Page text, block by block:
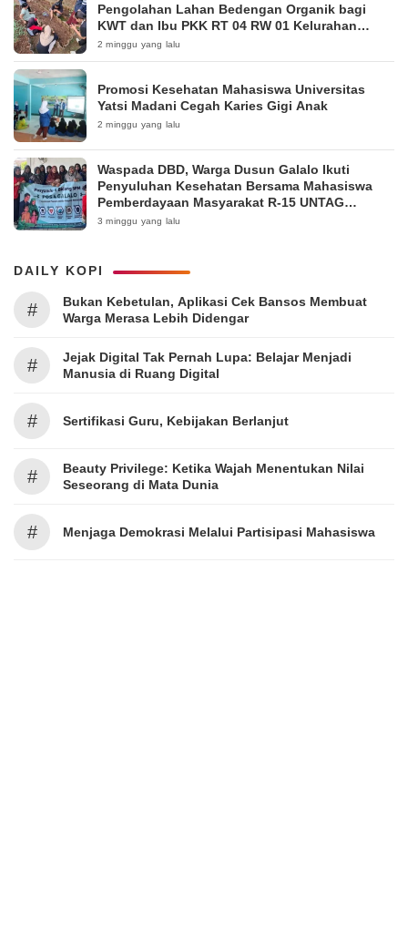
Pengolahan Lahan Bedengan Organik bagi
KWT dan Ibu PKK RT 04 RW 01 Kelurahan
Pakintelan
2 minggu yang lalu
Promosi Kesehatan Mahasiswa Universitas
Yatsi Madani Cegah Karies Gigi Anak
2 minggu yang lalu
Waspada DBD, Warga Dusun Galalo Ikuti
Penyuluhan Kesehatan Bersama Mahasiswa
Pemberdayaan Masyarakat R-15 UNTAG
Surabaya 2026
3 minggu yang lalu
DAILY KOPI
#
Bukan Kebetulan, Aplikasi Cek Bansos Membuat
Warga Merasa Lebih Didengar
#
Jejak Digital Tak Pernah Lupa: Belajar Menjadi
Manusia di Ruang Digital
# Sertifikasi Guru, Kebijakan Berlanjut
#
Beauty Privilege: Ketika Wajah Menentukan Nilai
Seseorang di Mata Dunia
# Menjaga Demokrasi Melalui Partisipasi Mahasiswa